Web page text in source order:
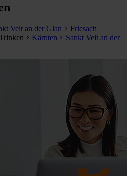
Veit an der Glan
Friesach
Kärnten
Sankt Veit an der